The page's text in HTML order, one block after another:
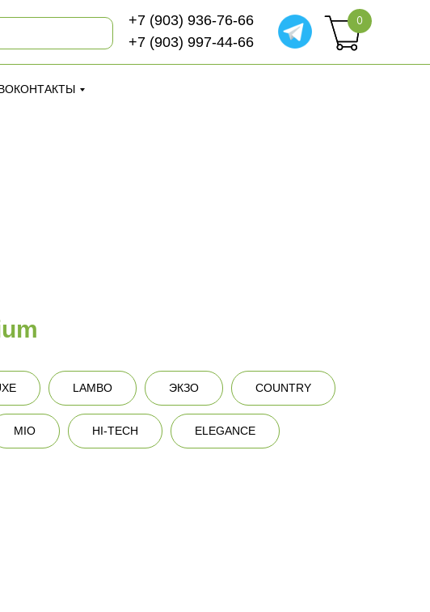
+7 (903) 997-44-66
+7 (903) 936-76-66
0
КОНТАКТЫ
+7 (903) 997-44-66
+7 (903) 936-76-66
LAMBO ЭКЗО COUNTRY
MIO HI-TECH ELEGANCE